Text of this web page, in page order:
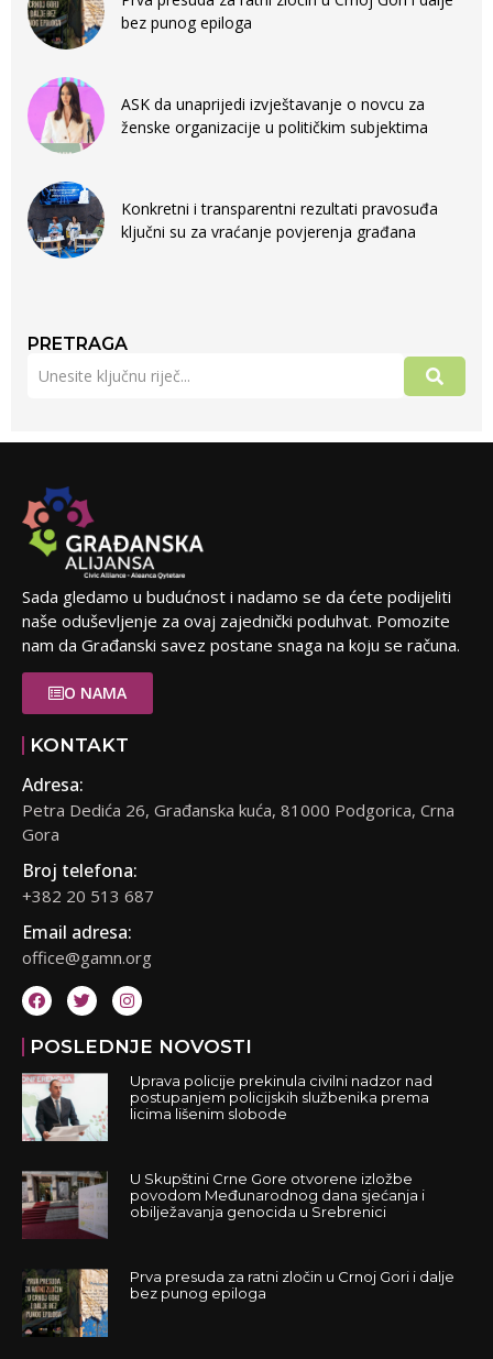
bez punog epiloga
ASK da unaprijedi izvještavanje o novcu za
ženske organizacije u političkim subjektima
Konkretni i transparentni rezultati pravosuđa
ključni su za vraćanje povjerenja građana
PRETRAGA
Sada gledamo u budućnost i nadamo se da ćete podijeliti
naše oduševljenje za ovaj zajednički poduhvat. Pomozite
nam da Građanski savez postane snaga na koju se računa.
O NAMA
KONTAKT
Adresa:
Petra Dedića 26, Građanska kuća, 81000 Podgorica, Crna
Gora
Broj telefona:
+382 20 513 687
Email adresa:
office@gamn.org
POSLEDNJE NOVOSTI
Uprava policije prekinula civilni nadzor nad
postupanjem policijskih službenika prema
licima lišenim slobode
U Skupštini Crne Gore otvorene izložbe
povodom Međunarodnog dana sjećanja i
obilježavanja genocida u Srebrenici
Prva presuda za ratni zločin u Crnoj Gori i dalje
bez punog epiloga